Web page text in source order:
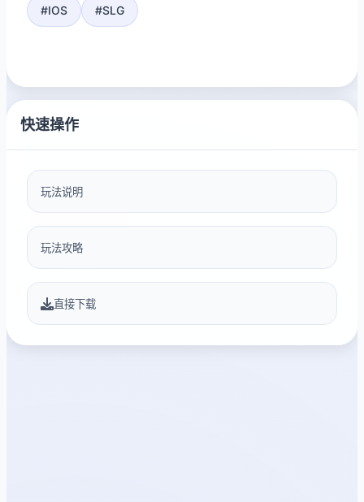
#IOS #SLG
快速操作
玩法说明
玩法攻略
直接下载